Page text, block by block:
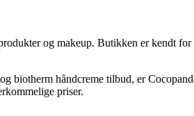
og makeup. Butikken er kendt
biotherm håndcreme tilbud, er
priser.